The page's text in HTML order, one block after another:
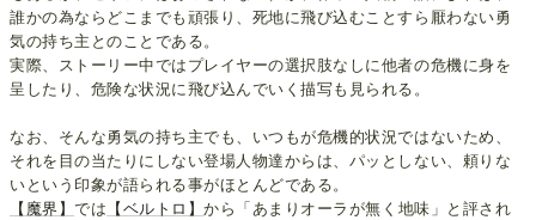
誰かの為ならどこまでも頑張り、死地に飛び込むことすら厭わない勇
気の持ち主とのことである。
実際、ストーリー中ではプレイヤーの選択肢なしに他者の危機に身を
呈したり、危険な状況に飛び込んでいく描写も見られる。
なお、そんな勇気の持ち主でも、いつもが危機的状況ではないため、
それを目の当たりにしない登場人物達からは、パッとしない、頼りな
いという印象が語られる事がほとんどである。
【魔界】では 【ベルトロ】から「あまりオーラが無く地味」と評され